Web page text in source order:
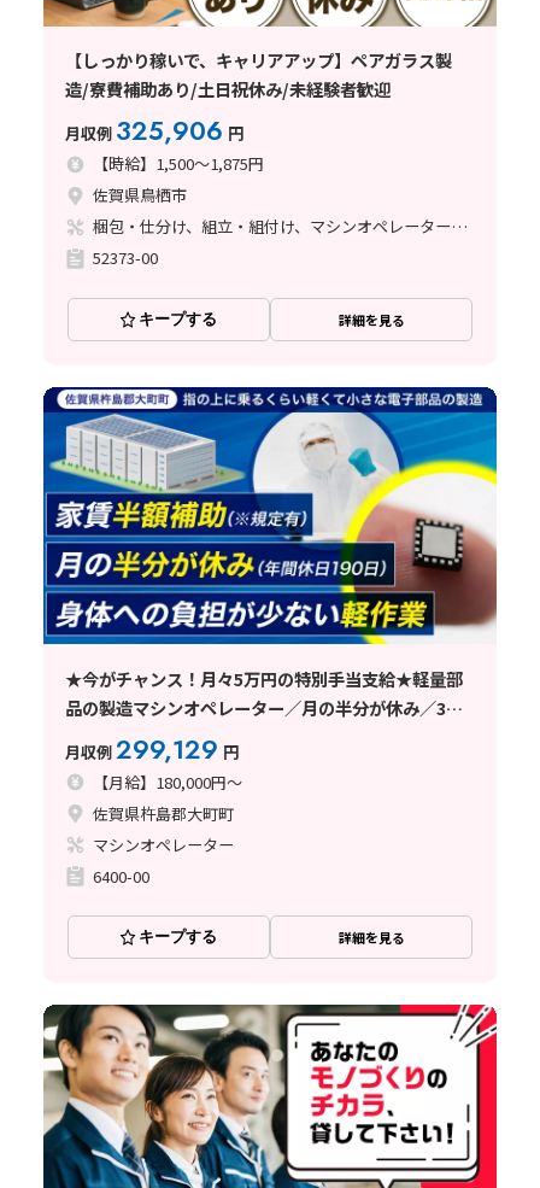
【しっかり稼いで、キャリアアップ】ペアガラス製
造/寮費補助あり/土日祝休み/未経験者歓迎
月収例 325,906 円
【時給】1,500～1,875円
佐賀県鳥栖市
梱包・仕分け、組立・組付け、マシンオペレーター、立ち作業
52373-00
キープする 詳細を見る
★今がチャンス！月々5万円の特別手当支給★軽量部
品の製造マシンオペレーター／月の半分が休み／3勤3
休／日払い可
月収例299,129 円
【月給】180,000円～
佐賀県杵島郡大町町
マシンオペレーター
6400-00
キープする 詳細を見る